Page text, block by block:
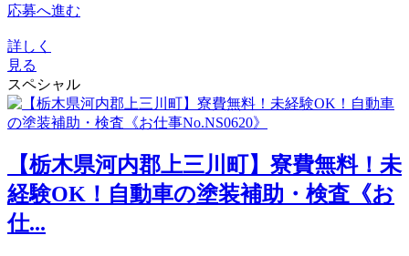
応募へ進む
詳しく
見る
スペシャル
【栃木県河内郡上三川町】寮費無料！未
経験OK！自動車の塗装補助・検査《お
仕...